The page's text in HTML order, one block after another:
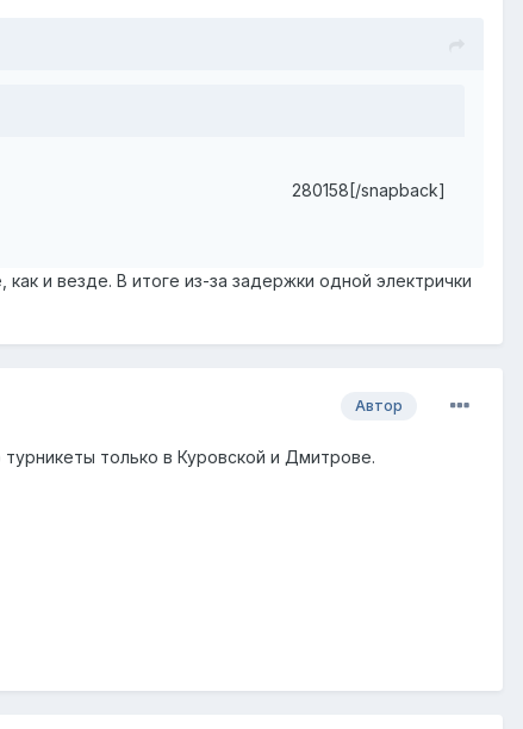
280158[/snapback]
и везде. В итоге из-за задержки одной электрички
Автор
только в Куровской и Дмитрове.